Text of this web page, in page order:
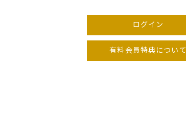
ログイン
有料会員特典について